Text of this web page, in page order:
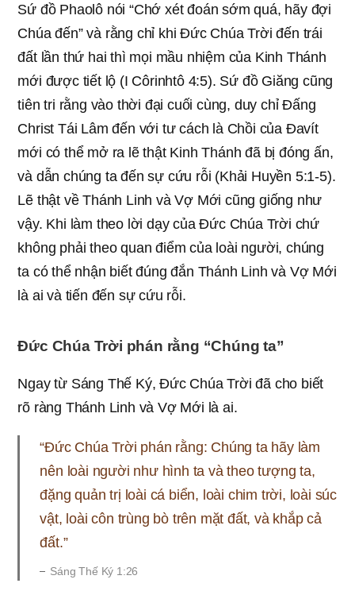
Sứ đồ Phaolô nói “Chớ xét đoán sớm quá, hãy đợi
Chúa đến” và rằng chỉ khi Đức Chúa Trời đến trái
đất lần thứ hai thì mọi mầu nhiệm của Kinh Thánh
mới được tiết lộ (I Côrinhtô 4:5). Sứ đồ Giăng cũng
tiên tri rằng vào thời đại cuối cùng, duy chỉ Đấng
Christ Tái Lâm đến với tư cách là Chồi của Đavít
mới có thể mở ra lẽ thật Kinh Thánh đã bị đóng ấn,
và dẫn chúng ta đến sự cứu rỗi (Khải Huyền 5:1-5).
Lẽ thật về Thánh Linh và Vợ Mới cũng giống như
vậy. Khi làm theo lời dạy của Đức Chúa Trời chứ
không phải theo quan điểm của loài người, chúng
ta có thể nhận biết đúng đắn Thánh Linh và Vợ Mới
là ai và tiến đến sự cứu rỗi.
Đức Chúa Trời phán rằng “Chúng ta”
Ngay từ Sáng Thế Ký, Đức Chúa Trời đã cho biết
rõ ràng Thánh Linh và Vợ Mới là ai.
“Đức Chúa Trời phán rằng: Chúng ta hãy làm
nên loài người như hình ta và theo tượng ta,
đặng quản trị loài cá biển, loài chim trời, loài súc
vật, loài côn trùng bò trên mặt đất, và khắp cả
đất.”
Sáng Thế Ký 1:26